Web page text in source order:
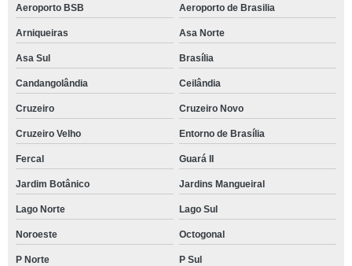
Aeroporto BSB Aeroporto de Brasilia
Arniqueiras Asa Norte
Asa Sul Brasília
Candangolândia Ceilândia
Cruzeiro Cruzeiro Novo
Cruzeiro Velho Entorno de Brasília
Fercal Guará II
Jardim Botânico Jardins Mangueiral
Lago Norte Lago Sul
Noroeste Octogonal
P Norte P Sul